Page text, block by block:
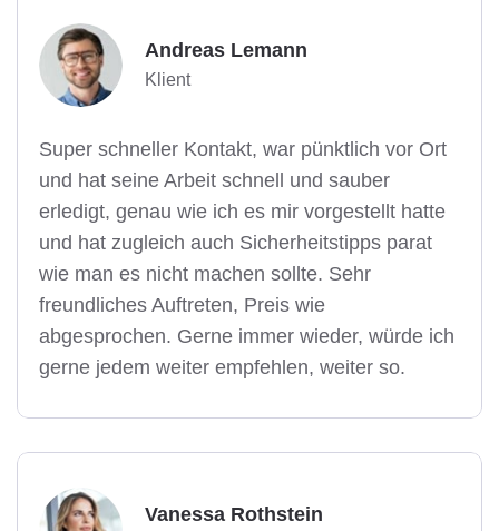
Andreas Lemann
Klient
Super schneller Kontakt, war pünktlich vor Ort
und hat seine Arbeit schnell und sauber
erledigt, genau wie ich es mir vorgestellt hatte
und hat zugleich auch Sicherheitstipps parat
wie man es nicht machen sollte. Sehr
freundliches Auftreten, Preis wie
abgesprochen. Gerne immer wieder, würde ich
gerne jedem weiter empfehlen, weiter so.
Vanessa Rothstein